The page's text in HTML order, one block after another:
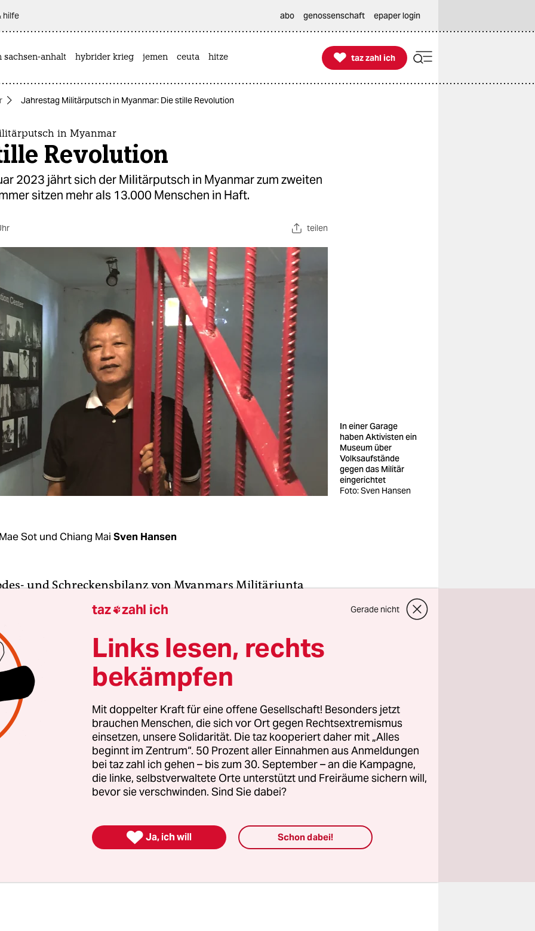
hilfe abo genossenschaft epaper login
sachsen-anhalt hybrider krieg jemen ceuta hitze 
taz zahl ich
taz zahl ich
Jahrestag Militärputsch in Myanmar: Die stille Revolution
in Myanmar
Revolution
2023 jährt sich der Militärputsch in Myanmar zum zweiten
sitzen mehr als 13.000 Menschen in Haft.
teilen
In einer Garage
haben Aktivisten ein
Museum über
Volksaufstände
gegen das Militär
eingerichtet
Foto: Sven Hansen
Sot und Chiang Mai Sven Hansen
und Schreckensbilanz von Myanmars Militärjunta
so gründlich und so glaubwürdig Buch wie die von Bo
Organisation Assistance Association for Poltical
kurz AAPP genannt. Seit dem Militärputsch vor
Jahren veröffentlicht die Organisation die Zahlen täglich in
zugänglichen Datenbanken.
sieht die Kurzfassung von AAPPs Zahlen so aus:
wurden von Juntakräften seit dem Putsch am 1. Februar
darunter 282 Kinder. 143 Personen wurden zum Tode
sitzen 101 in Todeszellen, vier wurden bisher
der Rest wurde in Abwesenheit zum Tode verurteilt.
wurden bisher festgenommen, davon 439 Kinder.
Dann folgt der tägliche Hinweis: „Diese Zahlen wurden von
Die tatsächlichen Zahlen sind wahrscheinlich viel
taz zahl ich Gerade nicht
Links lesen, rechts
bekämpfen
Mit doppelter Kraft für eine offene Gesellschaft! Besonders jetzt
brauchen Menschen, die sich vor Ort gegen Rechtsextremismus
einsetzen, unsere Solidarität. Die taz kooperiert daher mit „Alles
beginnt im Zentrum“. 50 Prozent aller Einnahmen aus Anmeldungen
bei taz zahl ich gehen – bis zum 30. September – an die Kampagne,
die linke, selbstverwaltete Orte unterstützt und Freiräume sichern will,
bevor sie verschwinden. Sind Sie dabei?
 Ja, ich will Schon dabei!